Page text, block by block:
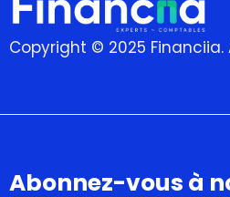
Copyright © 2025 Financiia.
Abonnez-vous à